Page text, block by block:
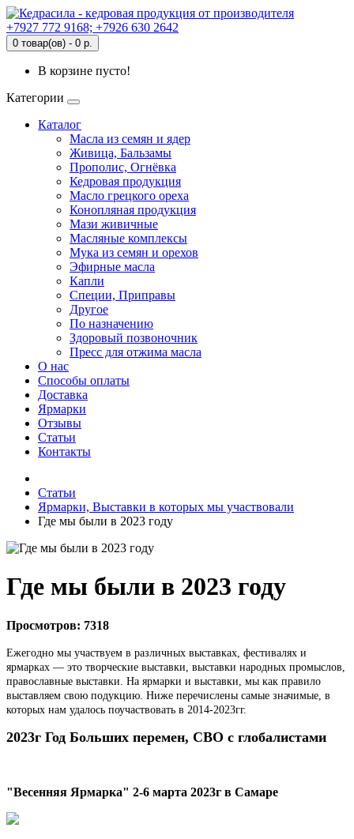
+7927 772 9168; +7926 630 2642
0 товар(ов) - 0 р.
В корзине пусто!
Категории
Каталог
Масла из семян и ядер
Живица, Бальзамы
Прополис, Огнёвка
Кедровая продукция
Масло грецкого ореха
Конопляная продукция
Мази живичные
Масляные комплексы
Мука из семян и орехов
Эфирные масла
Капли
Специи, Приправы
Другое
По назначению
Здоровый позвоночник
Пресс для отжима масла
О нас
Способы оплаты
Доставка
Ярмарки
Отзывы
Статьи
Контакты
Статьи
Ярмарки, Выставки в которых мы участвовали
Где мы были в 2023 году
Где мы были в 2023 году
Просмотров: 7318
Ежегодно мы участвуем в различных выставках, фестивалях и
ярмарках — это творческие выставки, выставки народных промыслов,
православные выставки. На ярмарки и выставки, мы как правило
выставляем свою подукцию. Ниже перечислены самые значимые, в
которых нам удалось поучаствовать в 2014-2023гг.
2023г Год Больших перемен, СВО с глобалистами
"Весенняя Ярмарка" 2-6 марта 2023г в Самаре